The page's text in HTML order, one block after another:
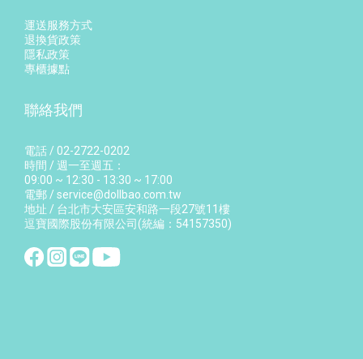
運送服務方式
退換貨政策
隱私政策
專櫃據點
聯絡我們
電話 / 02-2722-0202
時間 / 週一至週五：
09:00 ~ 12:30 - 13:30 ~ 17:00
電郵 / service@dollbao.com.tw
地址 / 台北市大安區安和路一段27號11樓
逗寶國際股份有限公司(統編：54157350)